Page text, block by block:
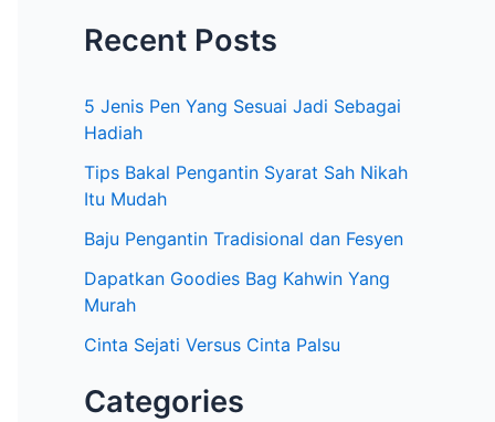
f
r
:
Recent Posts
5 Jenis Pen Yang Sesuai Jadi Sebagai
Hadiah
Tips Bakal Pengantin Syarat Sah Nikah
Itu Mudah
Baju Pengantin Tradisional dan Fesyen
Dapatkan Goodies Bag Kahwin Yang
Murah
Cinta Sejati Versus Cinta Palsu
Categories